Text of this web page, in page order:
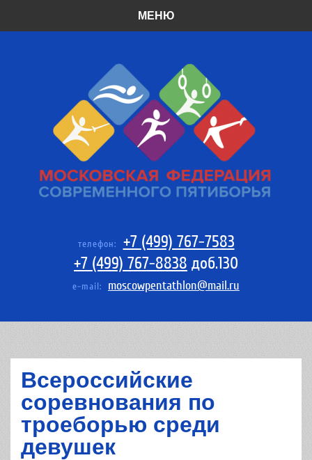
МЕНЮ
телефон:
+7 (499) 767-7583
+7 (499) 767-8838 доб.130
e-mail: moscowpentathlon@mail.ru
Всероссийские
соревнования по
троеборью среди
девушек